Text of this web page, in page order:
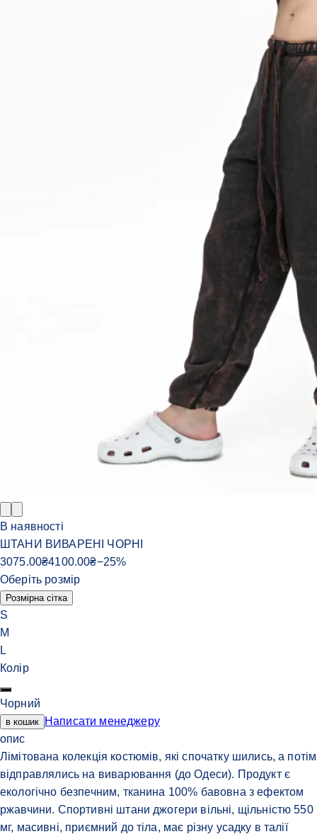
В наявності
ШТАНИ ВИВАРЕНІ ЧОРНІ
3075.00₴4100.00₴−25%
Оберіть розмір
Розмірна сітка
S
M
L
Колір
Чорний
в кошик
Написати менеджеру
опис
Лімітована колекція костюмів, які спочатку шились, а потім
відправлялись на виварювання (до Одеси). Продукт є
екологічно безпечним, тканина 100% бавовна з ефектом
ржавчини. Спортивні штани джогери вільні, щільністю 550
мг, масивні, приємний до тіла, має різну усадку в талії